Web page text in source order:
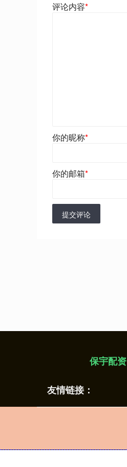
评论内容*
你的昵称*
你的邮箱*
提交评论
保宇配资
友情链接：